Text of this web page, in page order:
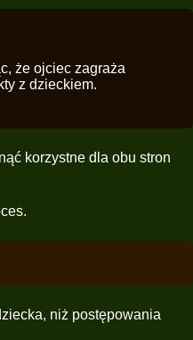
że ojciec zagraża
z dzieckiem.
korzystne dla obu stron
niż postępowania